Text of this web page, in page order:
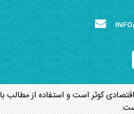
کوثر است و استفاده از مطالب با